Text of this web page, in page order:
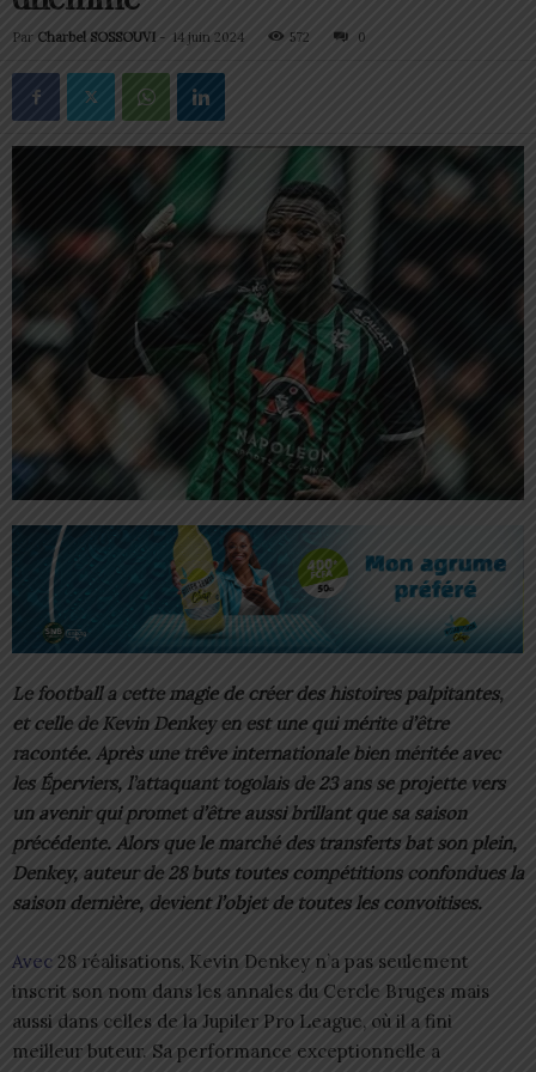
Par Charbel SOSSOUVI - 14 juin 2024 572 0
Le football a cette magie de créer des histoires palpitantes,
et celle de Kevin Denkey en est une qui mérite d’être
racontée. Après une trêve internationale bien méritée avec
les Éperviers, l’attaquant togolais de 23 ans se projette vers
un avenir qui promet d’être aussi brillant que sa saison
précédente. Alors que le marché des transferts bat son plein,
Denkey, auteur de 28 buts toutes compétitions confondues la
saison dernière, devient l’objet de toutes les convoitises.
Avec 28 réalisations, Kevin Denkey n’a pas seulement
inscrit son nom dans les annales du Cercle Bruges mais
aussi dans celles de la Jupiler Pro League, où il a fini
meilleur buteur. Sa performance exceptionnelle a